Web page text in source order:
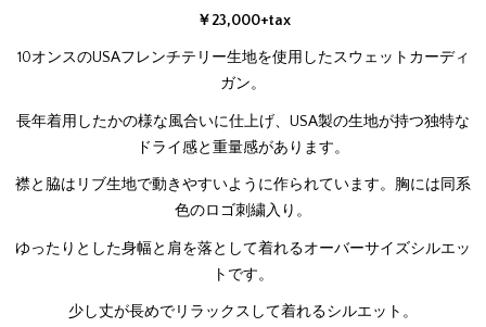
￥23,000+tax
10オンスのUSAフレンチテリー生地を使用したスウェットカーディ
ガン。
長年着用したかの様な風合いに仕上げ、USA製の生地が持つ独特な
ドライ感と重量感があります。
襟と脇はリブ生地で動きやすいように作られています。胸には同系
色のロゴ刺繍入り。
ゆったりとした身幅と肩を落として着れるオーバーサイズシルエッ
トです。
少し丈が長めでリラックスして着れるシルエット。